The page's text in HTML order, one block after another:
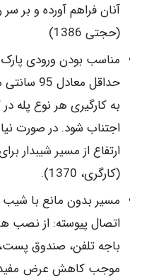
آنان فراهم آورده و بر سر
(حجتی 1386)
مناسب بودن ورودی
حداقل
به کارگیری هر نوع پله
اجتناب شود. در صورت
ارتفاع از مسیر شیبدار
(کارگری، 1370).
مسیر بدون مانع با
اتصال پیوسته: از نصب هر
باجه تلفن، صندوق
موجب کاهش عرض مفید